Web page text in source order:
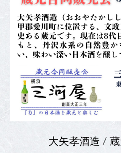
大矢孝酒造 /